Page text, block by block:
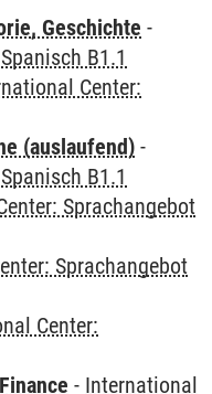
Geschichte -
Spanisch B1.1
Center:
(auslaufend) -
Spanisch B1.1
Sprachangebot
Sprachangebot
Center:
- International